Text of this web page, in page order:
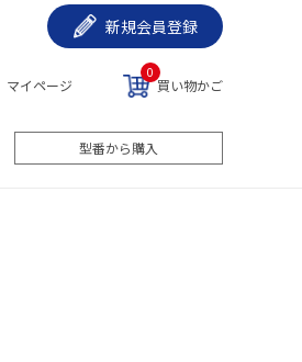
新規会員登録
マイページ 買い物かご
0
型番から購入